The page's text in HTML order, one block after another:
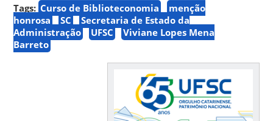
Tags: Curso de Biblioteconomia
menção
honrosa
SC
Secretaria de Estado da
Administração
UFSC
Viviane Lopes Mena
Barreto